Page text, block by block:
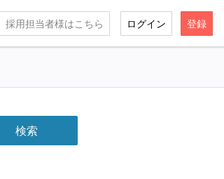
採用担当者様はこちら ログイン 登録